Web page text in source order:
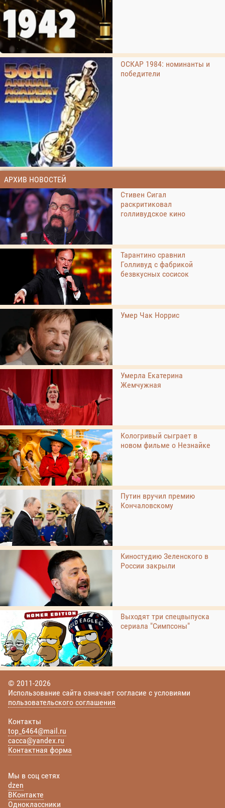
ОСКАР 1984: номинанты и
победители
АРХИВ НОВОСТЕЙ
Стивен Сигал
раскритиковал
голливудское кино
Тарантино сравнил
Голливуд с фабрикой
безвкусных сосисок
Умер Чак Норрис
Умерла Екатерина
Жемчужная
Кологривый сыграет в
новом фильме о Незнайке
Путин вручил премию
Кончаловскому
Киностудию Зеленского в
России закрыли
Выходят три спецвыпуска
сериала "Симпсоны"
© 2011-2026
Использование сайта означает согласие с условиями
пользовательского соглашения
Контакты
top_6464@mail.ru
cacca@yandex.ru
Контактная форма
Мы в соц сетях
dzen
ВКонтакте
Одноклассники